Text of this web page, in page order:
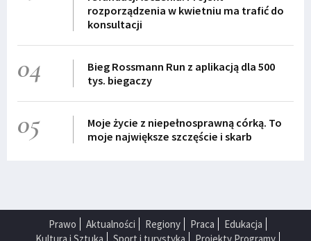
rozporządzenia w kwietniu ma trafić do
konsultacji
04
Bieg Rossmann Run z aplikacją dla 500
tys. biegaczy
05
Moje życie z niepełnosprawną córką. To
moje największe szczęście i skarb
Prawo Aktualności Regiony Praca
Edukacja